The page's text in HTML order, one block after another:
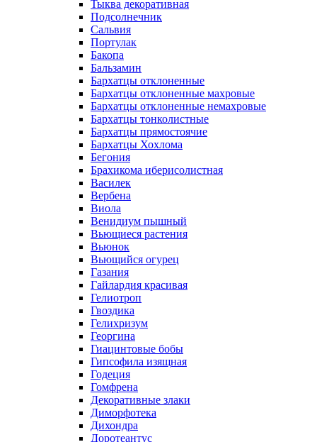
Тыква декоративная
Подсолнечник
Сальвия
Портулак
Бакопа
Бальзамин
Бархатцы отклоненные
Бархатцы отклоненные махровые
Бархатцы отклоненные немахровые
Бархатцы тонколистные
Бархатцы прямостоячие
Бархатцы Хохлома
Бегония
Брахикома иберисолистная
Василек
Вербена
Виола
Венидиум пышный
Вьющиеся растения
Вьюнок
Вьющийся огурец
Газания
Гайлардия красивая
Гелиотроп
Гвоздика
Гелихризум
Георгина
Гиацинтовые бобы
Гипсофила изящная
Годеция
Гомфрена
Декоративные злаки
Диморфотека
Дихондра
Доротеантус